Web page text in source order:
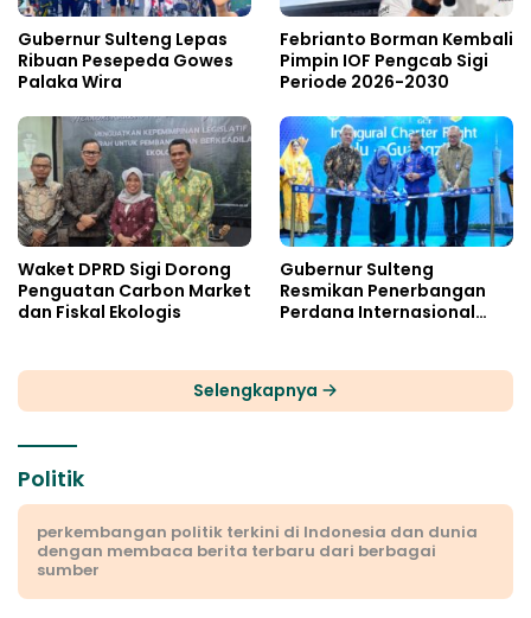
Gubernur Sulteng Lepas
Ribuan Pesepeda Gowes
Palaka Wira
Febrianto Borman Kembali
Pimpin IOF Pengcab Sigi
Periode 2026-2030
Waket DPRD Sigi Dorong
Penguatan Carbon Market
dan Fiskal Ekologis
Gubernur Sulteng
Resmikan Penerbangan
Perdana Internasional
Selengkapnya
Politik
perkembangan politik terkini di Indonesia dan dunia
dengan membaca berita terbaru dari berbagai
sumber